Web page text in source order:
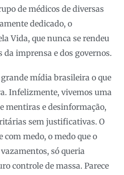
de médicos de diversas
dedicado, o
Vida, que nunca se rendeu
da imprensa e dos governos.
mídia brasileira o que
Infelizmente, vivemos uma
mentiras e desinformação,
sem justificativas. O
com medo, o medo que o
só queria
controle de massa. Parece